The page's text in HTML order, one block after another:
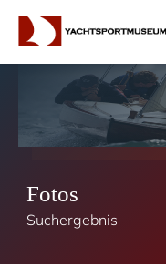
Fotos
Suchergebnis